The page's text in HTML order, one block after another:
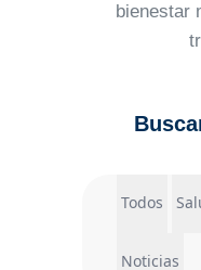
bienestar
Todos
Noticias